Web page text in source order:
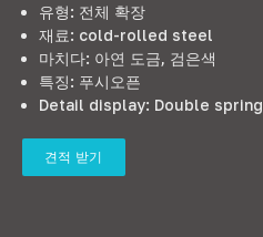
유형: 전체 확장
재료: cold-rolled steel
마치다: 아연 도금, 검은색
특징: 푸시오픈
Detail display: Double spring
견적 받기